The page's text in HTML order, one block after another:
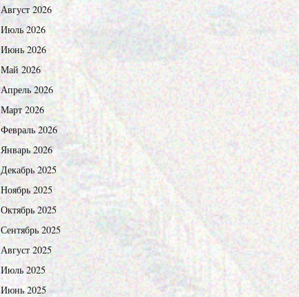
Август 2026
Июль 2026
Июнь 2026
Май 2026
Апрель 2026
Март 2026
Февраль 2026
Январь 2026
Декабрь 2025
Ноябрь 2025
Октябрь 2025
Сентябрь 2025
Август 2025
Июль 2025
Июнь 2025